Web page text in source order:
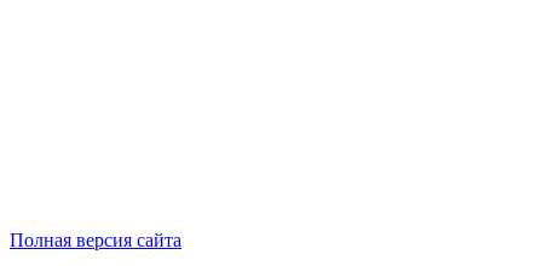
Полная версия сайта